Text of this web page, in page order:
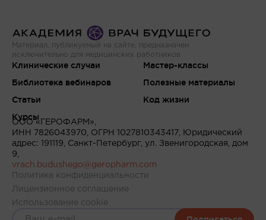
Материал, публикуемый на сайте, предназначен
исключительно для медицинских работников
Клинические случаи
Библиотека вебинаров
Статьи
Курсы
Мастер-классы
Полезные материалы
Код жизни
ООО «ГЕРОФАРМ»,
ИНН 7826043970, ОГРН 1027810343417, Юридический
адрес: 191119, Санкт-Петербург, ул. Звенигородская, дом
9,
vrach.budushego@geropharm.com
Политика конфиденциальности
Лицензионное соглашение
Использование cookie